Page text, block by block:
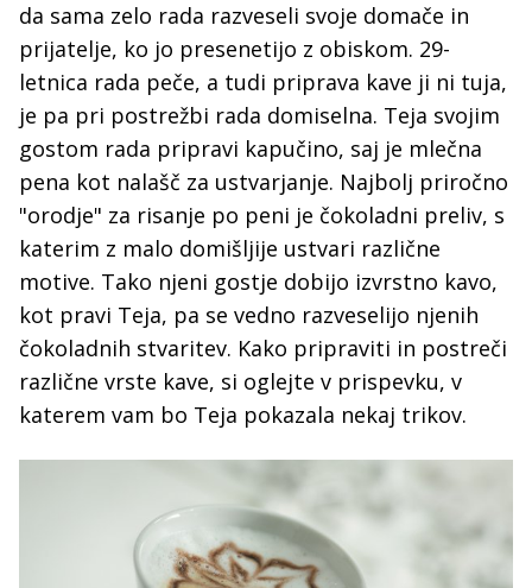
da sama zelo rada razveseli svoje domače in
prijatelje, ko jo presenetijo z obiskom. 29-
letnica rada peče, a tudi priprava kave ji ni tuja,
je pa pri postrežbi rada domiselna. Teja svojim
gostom rada pripravi kapučino, saj je mlečna
pena kot nalašč za ustvarjanje. Najbolj priročno
"orodje" za risanje po peni je čokoladni preliv, s
katerim z malo domišljije ustvari različne
motive. Tako njeni gostje dobijo izvrstno kavo,
kot pravi Teja, pa se vedno razveselijo njenih
čokoladnih stvaritev. Kako pripraviti in postreči
različne vrste kave, si oglejte v prispevku, v
katerem vam bo Teja pokazala nekaj trikov.